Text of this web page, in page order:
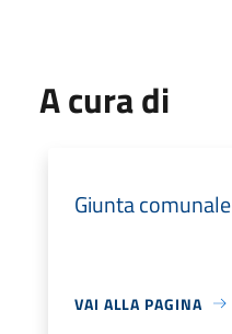
A cura di
Giunta comunale
VAI ALLA PAGINA